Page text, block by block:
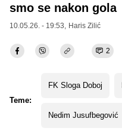
smo se nakon gola
10.05.26. - 19:53, Haris Zilić
2
Teme:
FK Sloga Doboj
Nedim Jusufbegović